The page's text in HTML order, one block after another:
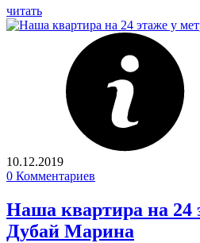
читать
10.12.2019
0 Комментариев
Наша квартира на 24
Дубай Марина